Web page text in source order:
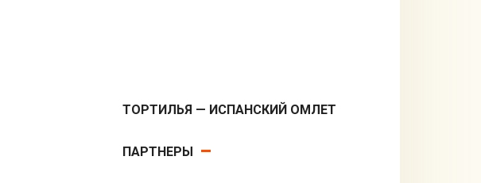
ТОРТИЛЬЯ — ИСПАНСКИЙ ОМЛЕТ
ПАРТНЕРЫ